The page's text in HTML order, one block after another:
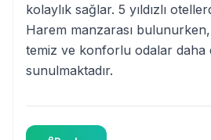
kolaylık sağlar. 5 yıldızlı
Harem manzarası bulunurken,
temiz ve konforlu odalar daha
sunulmaktadır.